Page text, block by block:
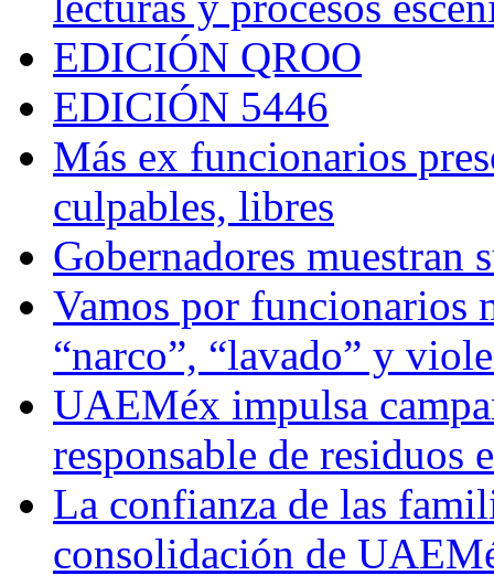
EDICIÓN QROO
EDICIÓN 5446
Más ex funcionarios
culpables, libres
Gobernadores muestran
Vamos por funcionarios
“narco”, “lavado” y
UAEMéx impulsa
responsable de residuos
La confianza de las
consolidación de